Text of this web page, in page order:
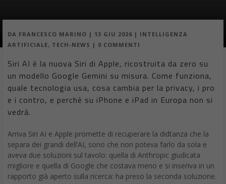
DA FRANCESCO MARINO | 13 GIU 2026 | INTELLIGENZA
ARTIFICIALE, TECH-NEWS | 0 COMMENTI
Siri AI è la nuova Siri di Apple, ricostruita da zero su
un modello Google Gemini su misura. Come funziona,
quale tecnologia usa, cosa cambia per la privacy, i pro
e i contro, e perché su iPhone e iPad in Europa non si
vedrà.
Arriva Siri AI e Apple promette di recuperare la didtanza che la
separa dei grandi dell’AI, sono che non poteva farlo da sola e
aveva due soluzioni sul tavolo: quella di Anthropic giudicata
migliore e quella di Google che costava meno e si inseriva in un
rapporto già aperto sulla ricerca: ha preso la seconda soluzione.